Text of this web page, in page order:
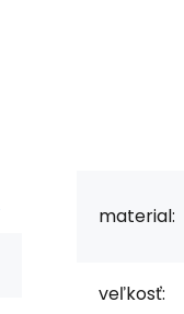
material:
veľkosť: